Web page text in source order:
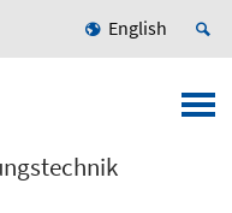
English